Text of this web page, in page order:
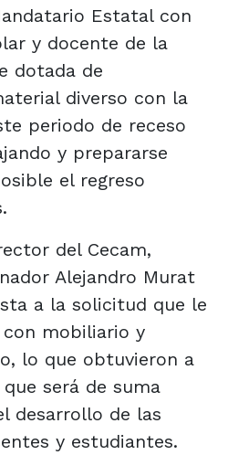
Estatal con
y docente de la
dotada de
diverso con la
periodo de receso
y prepararse
el regreso
del Cecam,
Alejandro Murat
a la solicitud que le
mobiliario y
lo que obtuvieron a
será de suma
desarrollo de las
y estudiantes.